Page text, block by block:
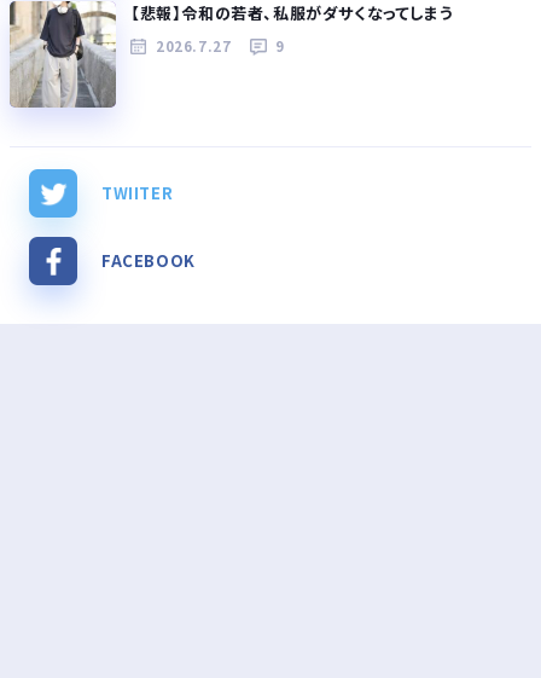
【悲報】令和の若者、私服がダサくなってしまう
2026.7.27 9
TWIITER
FACEBOOK